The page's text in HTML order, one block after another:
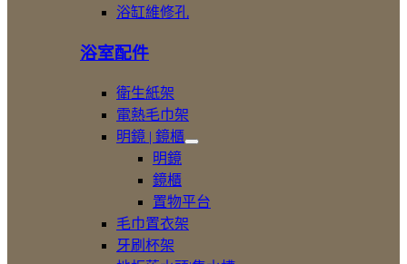
浴缸維修孔
浴室配件
衛生紙架
電熱毛巾架
明鏡 | 鏡櫃
鏡
明鏡
鏡櫃
置物平台
毛巾置衣架
牙刷杯架